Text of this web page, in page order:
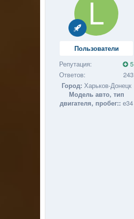
Пользователи
Репутация:
5
Ответов:
243
Город: Харьков-Донецк
Модель авто, тип
двигателя, пробег:: е34